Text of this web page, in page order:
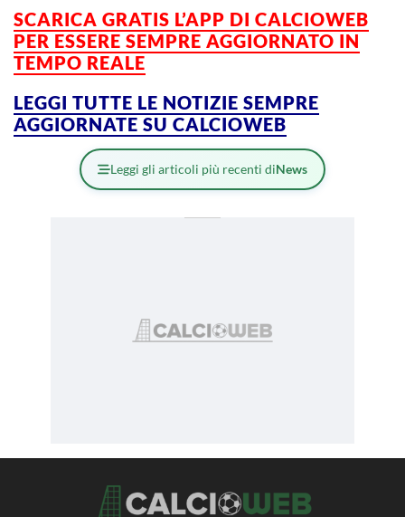
SCARICA GRATIS L’APP DI CALCIOWEB
PER ESSERE SEMPRE AGGIORNATO IN
TEMPO REALE
LEGGI TUTTE LE NOTIZIE SEMPRE
AGGIORNATE SU CALCIOWEB
Leggi gli articoli più recenti diNews